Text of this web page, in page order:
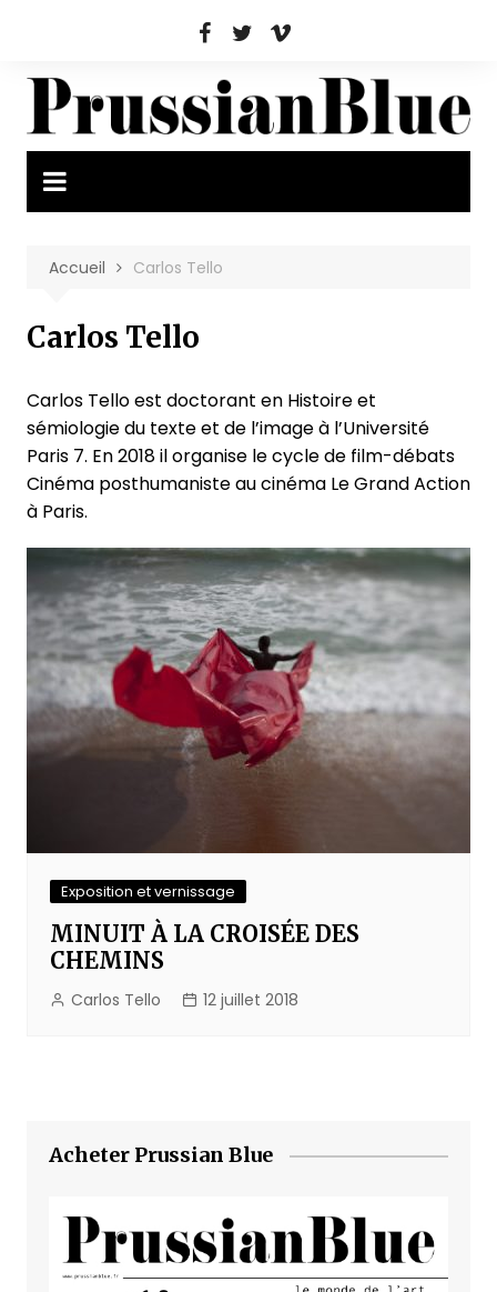
Accueil Carlos Tello
Carlos Tello
Carlos Tello est doctorant en Histoire et
sémiologie du texte et de l’image à l’Université
Paris 7. En 2018 il organise le cycle de film-débats
Cinéma posthumaniste au cinéma Le Grand Action
à Paris.
Exposition et vernissage
MINUIT À LA CROISÉE DES
CHEMINS
Carlos Tello 12 juillet 2018
Acheter Prussian Blue